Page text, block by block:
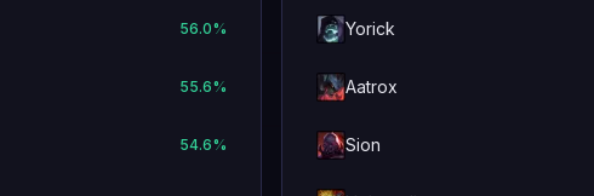
56.0%
55.6%
54.6%
Yorick
Aatrox
Sion